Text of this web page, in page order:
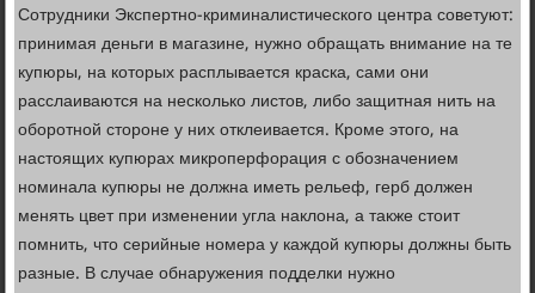
Сотрудники Экспертно-криминалистического центра советуют:
принимая деньги в магазине, нужно обращать внимание на те
купюры, на которых расплывается краска, сами они
расслаиваются на несколько листов, либо защитная нить на
оборотной стороне у них отклеивается. Кроме этого, на
настоящих купюрах микроперфорация с обозначением
номинала купюры не должна иметь рельеф, герб должен
менять цвет при изменении угла наклона, а также стоит
помнить, что серийные номера у каждой купюры должны быть
разные. В случае обнаружения подделки нужно